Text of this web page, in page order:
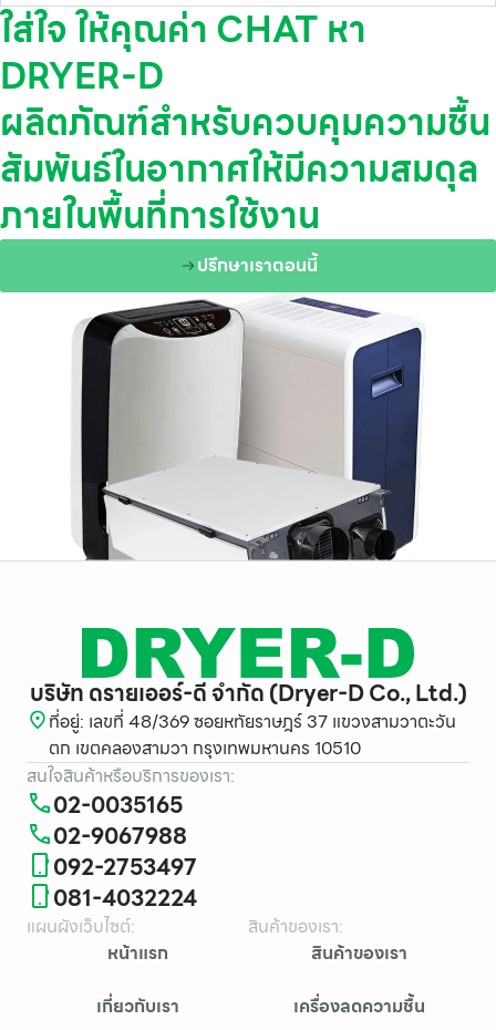
ใส่ใจ ให้คุณค่า CHAT หา
DRYER-D
ผลิตภัณฑ์สำหรับควบคุมความชื้น
สัมพันธ์ในอากาศให้มีความสมดุล
ภายในพื้นที่การใช้งาน
ปรึกษาเราตอนนี้
บริษัท ดรายเออร์-ดี จำกัด (Dryer-D Co., Ltd.)
ที่อยู่: เลขที่ 48/369 ซอยหทัยราษฎร์ 37 แขวงสามวาตะวัน
ตก เขตคลองสามวา กรุงเทพมหานคร 10510
สนใจสินค้าหรือบริการของเรา:
02-0035165
02-9067988
092-2753497
081-4032224
แผนผังเว็บไซต์:
หน้าแรก
เกี่ยวกับเรา
สินค้าของเรา:
สินค้าของเรา
เครื่องลดความชื้น